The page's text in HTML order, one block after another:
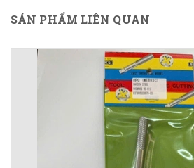
SẢN PHẨM LIÊN QUAN